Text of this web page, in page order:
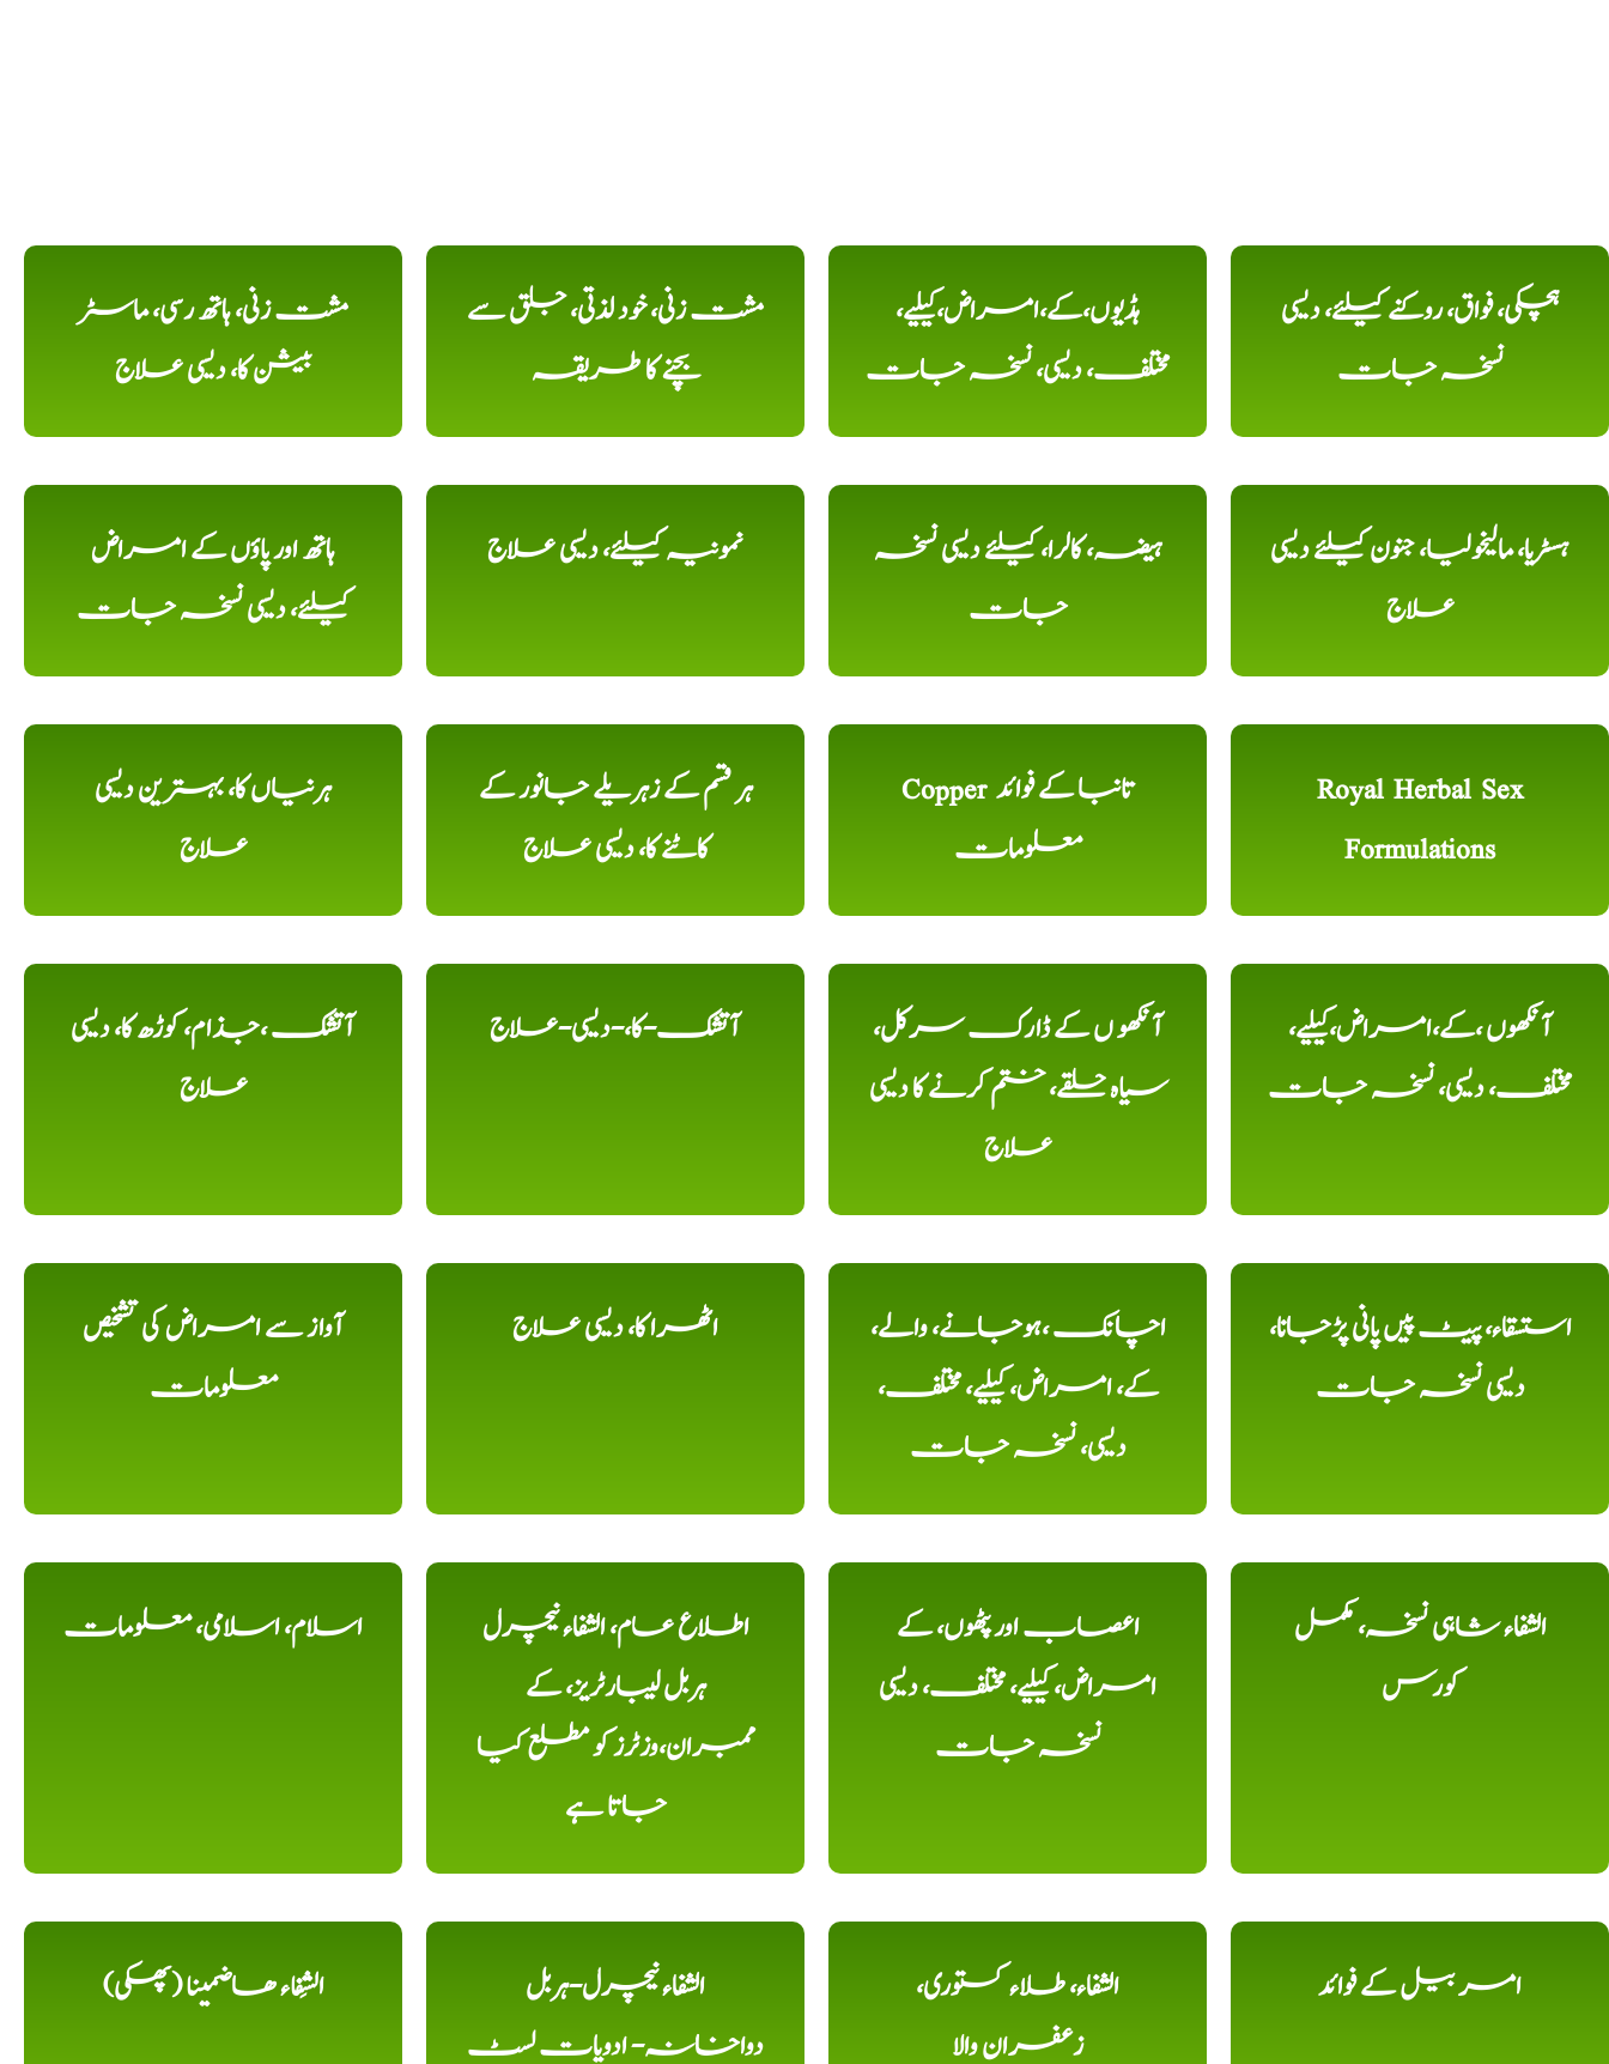
مشت زنی، ہاتھ رسی، ماسٹر
بیشن کا، دیسی علاج
مشت زنی، خود لذتی، جلق سے
بچنے کا طریقہ
ہڈیوں،کے،امراض،کیلیے،
مختلف، دیسی، نسخہ جات
ہچکی، فواق، روکنے کیلئے، دیسی
نسخہ جات
ہاتھ اور پاؤں کے امراض
کیلئے، دیسی نسخہ جات
نمونیہ کیلئے، دیسی علاج
ہیضہ، کالرا، کیلئے دیسی نسخہ
جات
ہسٹریا، مالیخولیا، جنون کیلئے دیسی
علاج
ہرنیاں کا، بہترین دیسی
علاج
ہر قسم کے زہریلے جانور کے
کاٹنے کا، دیسی علاج
Copper تانبا کے فوائد
معلومات
Royal Herbal Sex
Formulations
آتشک ،جذام، کوڑھ کا، دیسی
علاج
آتشک-کا،-دیسی-علاج
آنکھو ں کے ڈارک سرکل،
سیاہ حلقے، ختم کرنے کا دیسی
علاج
آنکھوں ،کے،امراض،کیلیے،
مختلف، دیسی، نسخہ جات
آواز سے امراض کی تشخیص
معلومات
اٹھرا کا، دیسی علاج
اچانک ،ہوجانے، والے،
کے، امراض، کیلیے، مختلف،
دیسی، نسخہ جات
استسقاء، پیٹ پیں پانی پڑجانا،
دیسی نسخہ جات
اسلام، اسلامی، معلومات
اطلاع عام، الشفاء نیچرل
ہربل لیبارٹریز، کے
ممبران،وزٹرز کو مطلع کیا
جاتا ہے
اعصاب اور پٹھوں، کے
امراض، کیلیے، مختلف، دیسی
نسخہ جات
الشفاء شاہی نسخہ، مکمل
کورس
الشِفاء ھاضمینا (پھکی)
الشفاء نیچرل-ہربل
دواخانہ- ادویات لسٹ
الشفاء، طلاء کستوری،
زعفران والا
امر بیل کے فوائد